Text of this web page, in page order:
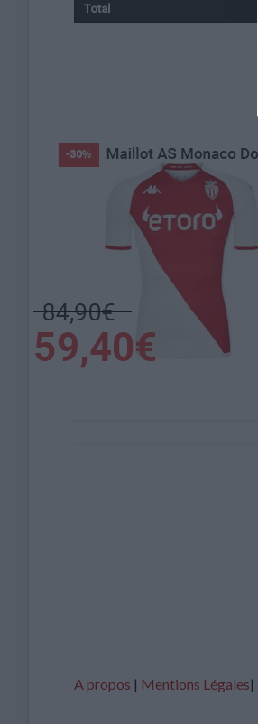
Total
A propos | Mentions Légales|